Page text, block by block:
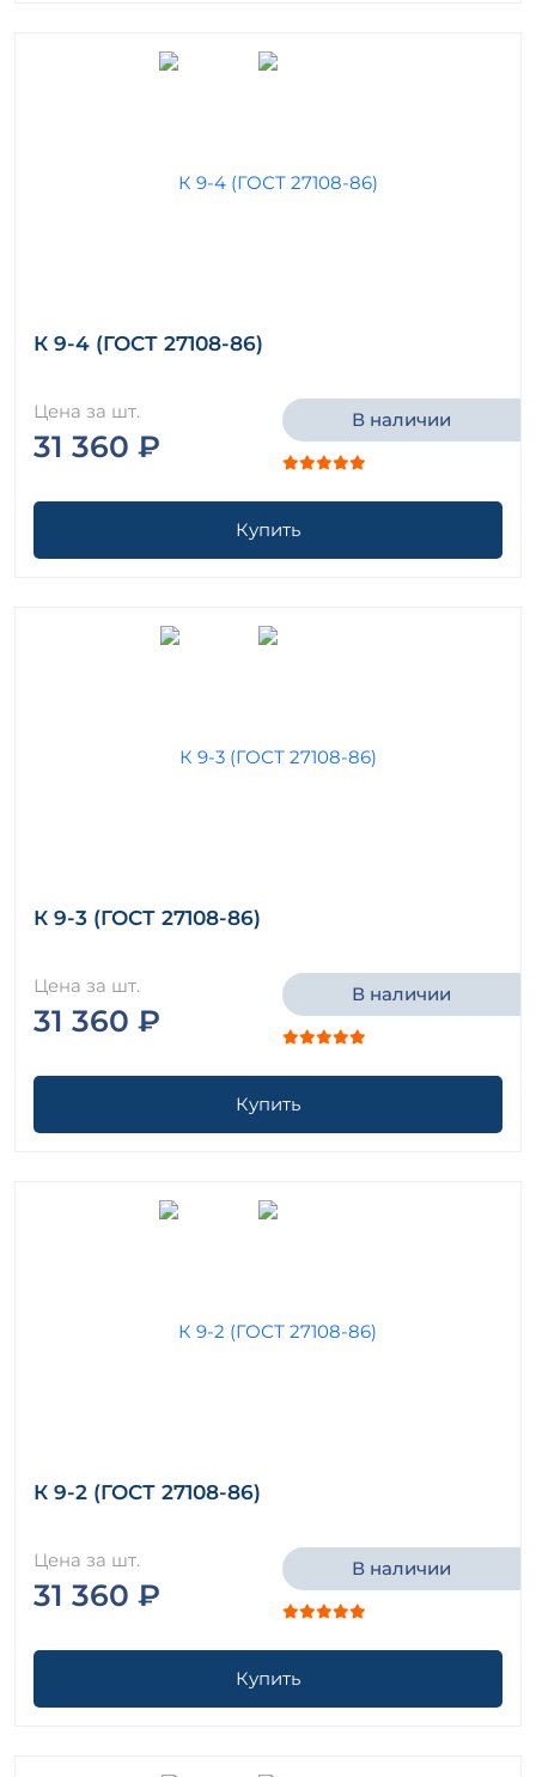
К 9-4 (ГОСТ 27108-86)
Цена за шт.
31 360 ₽
В наличии
Купить
К 9-3 (ГОСТ 27108-86)
Цена за шт.
31 360 ₽
В наличии
Купить
К 9-2 (ГОСТ 27108-86)
Цена за шт.
31 360 ₽
В наличии
Купить